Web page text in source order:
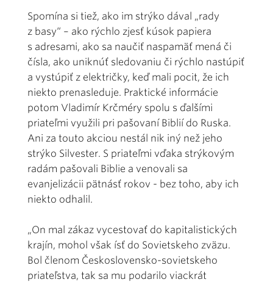
Spomína si tiež, ako im strýko dával „rady
z basy“ – ako rýchlo zjesť kúsok papiera
s adresami, ako sa naučiť naspamäť mená či
čísla, ako uniknúť sledovaniu či rýchlo nastúpiť
a vystúpiť z električky, keď mali pocit, že ich
niekto prenasleduje. Praktické informácie
potom Vladimír Krčméry spolu s ďalšími
priateľmi využili pri pašovaní Biblií do Ruska.
Ani za touto akciou nestál nik iný než jeho
strýko Silvester. S priateľmi vďaka strýkovým
radám pašovali Biblie a venovali sa
evanjelizácii pätnásť rokov - bez toho, aby ich
niekto odhalil.
„On mal zákaz vycestovať do kapitalistických
krajín, mohol však ísť do Sovietskeho zväzu.
Bol členom Československo-sovietskeho
priateľstva, tak sa mu podarilo viackrát